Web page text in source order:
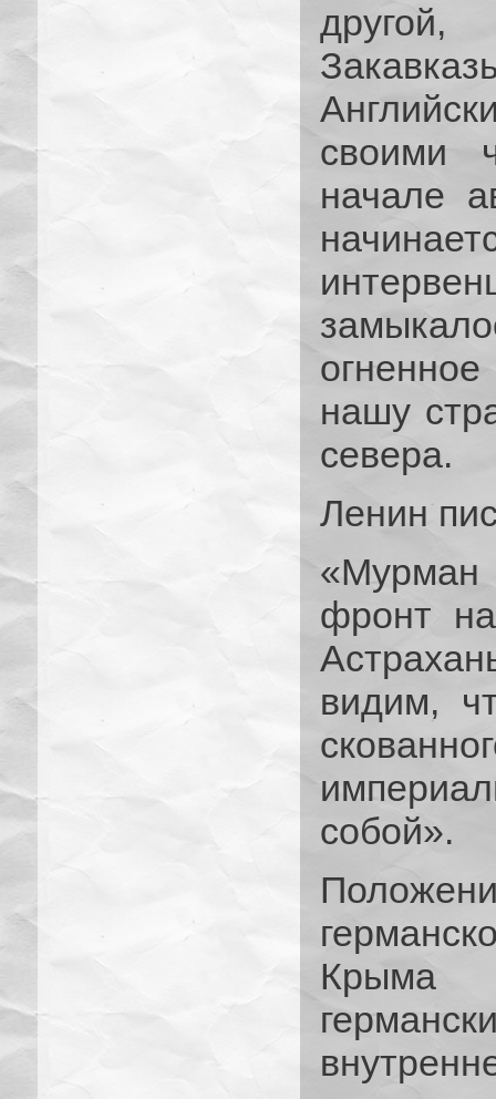
другой,
своими
начале
нашу
севера.
Ленин
«Мурман
фронт
видим,
собой».
Крыма